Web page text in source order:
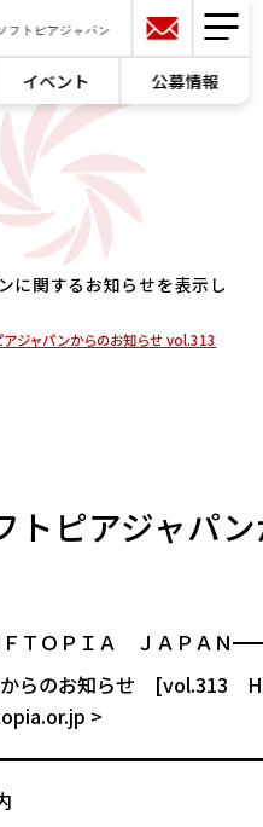
イベント 公募情報
に関するお知らせを表示し
ジャパンからのお知らせ vol.313
トピアジャパ
ＯＰＩＡ ＪＡＰＡ
のお知らせ [vol.313
>